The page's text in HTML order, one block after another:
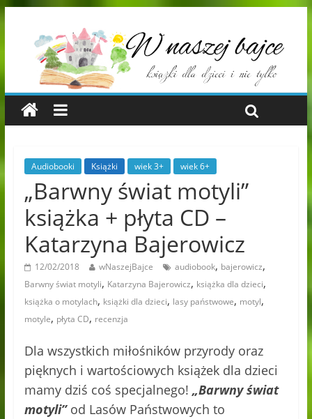
Audiobooki Książki wiek 3+ wiek 6+
„Barwny świat motyli”
książka + płyta CD –
Katarzyna Bajerowicz
12/02/2018 wNaszejBajce audiobook, bajerowicz,
Barwny świat motyli, Katarzyna Bajerowicz, książka dla dzieci,
książka o motylach, książki dla dzieci, lasy państwowe, motyl,
motyle, płyta CD, recenzja
Dla wszystkich miłośników przyrody oraz
pięknych i wartościowych książek dla dzieci
mamy dziś coś specjalnego! „Barwny świat
motyli”od Lasów Państwowych to